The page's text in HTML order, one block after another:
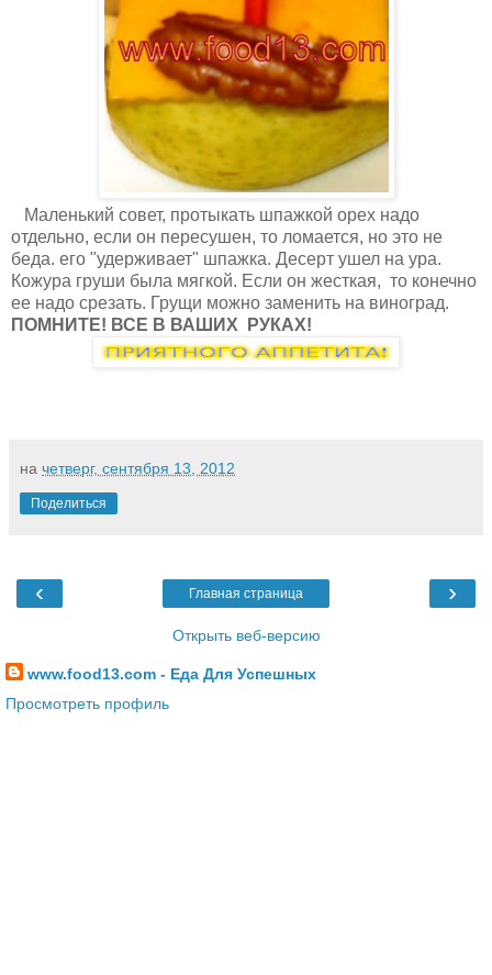
Маленький совет, протыкать шпажкой орех надо
отдельно, если он пересушен, то ломается, но это не
беда. его "удерживает" шпажка. Десерт ушел на ура.
Кожура груши была мягкой. Если он жесткая, то конечно
ее надо срезать. Грущи можно заменить на виноград.
ПОМНИТЕ! ВСЕ В ВАШИХ РУКАХ!
на четверг, сентября 13, 2012
Поделиться
‹ ›
Главная страница
Открыть веб-версию
www.food13.com - Еда Для Успешных
Просмотреть профиль